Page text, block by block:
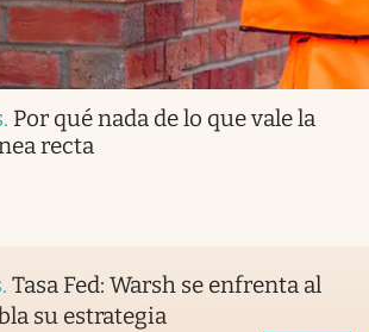
. Por qué nada de lo que vale la
recta
. Tasa Fed: Warsh se enfrenta al
su estrategia